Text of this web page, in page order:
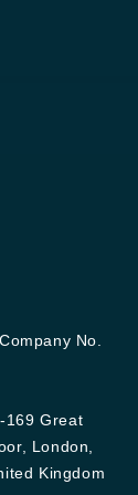
No.
169 Great
London,
Kingdom